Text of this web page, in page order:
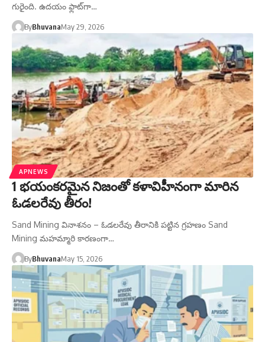
గురైంది. ఉదయం ఫ్లాట్‌గా…
ByBhuvanaMay 29, 2026
APNEWS
1 భయంకరమైన నిజంతో కళావిహీనంగా మారిన
ఓడలరేవు తీరం!
Sand Mining వినాశనం – ఓడలరేవు తీరానికి పట్టిన గ్రహణం Sand
Mining మహమ్మారి కారణంగా…
ByBhuvanaMay 15, 2026